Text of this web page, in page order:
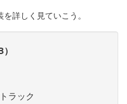
詳しく見ていこう。
ラック